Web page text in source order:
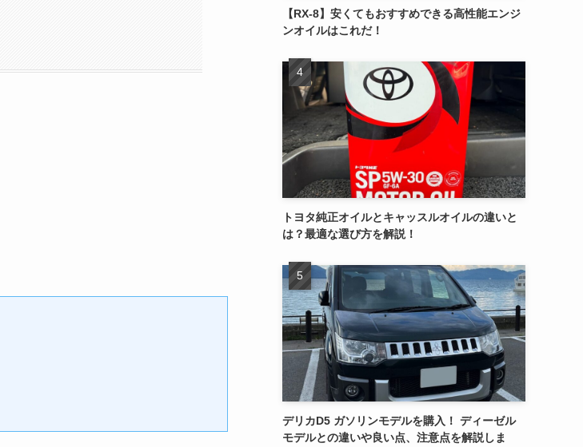
【RX-8】安くてもおすすめできる高性能エンジ
ンオイルはこれだ！
トヨタ純正オイルとキャッスルオイルの違いと
は？最適な選び方を解説！
デリカD5 ガソリンモデルを購入！ ディーゼル
モデルとの違いや良い点、注意点を解説しま